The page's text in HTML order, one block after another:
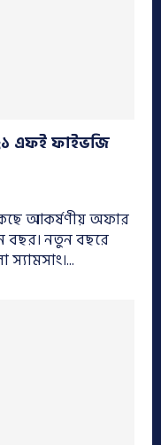
এফই ফাইভজি
আকর্ষণীয় অফার
বছর। নতুন বছরে